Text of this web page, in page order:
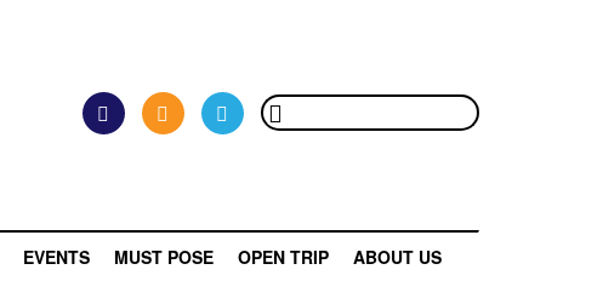
EVENTS MUST POSE OPEN TRIP ABOUT US